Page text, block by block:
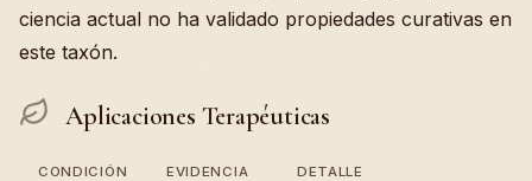
ciencia actual no ha validado propiedades curativas en
este taxón.
Aplicaciones Terapéuticas
CONDICIÓN EVIDENCIA DETALLE